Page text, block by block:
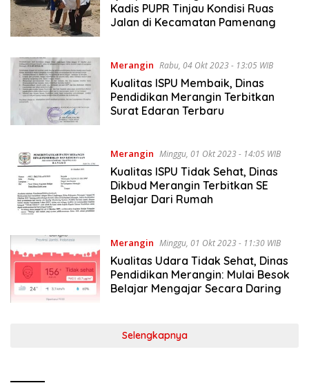
Kadis PUPR Tinjau Kondisi Ruas
Jalan di Kecamatan Pamenang
Merangin Rabu, 04 Okt 2023 - 13:05 WIB
Kualitas ISPU Membaik, Dinas
Pendidikan Merangin Terbitkan
Surat Edaran Terbaru
Merangin Minggu, 01 Okt 2023 - 14:05 WIB
Kualitas ISPU Tidak Sehat, Dinas
Dikbud Merangin Terbitkan SE
Belajar Dari Rumah
Merangin Minggu, 01 Okt 2023 - 11:30 WIB
Kualitas Udara Tidak Sehat, Dinas
Pendidikan Merangin: Mulai Besok
Belajar Mengajar Secara Daring
Selengkapnya